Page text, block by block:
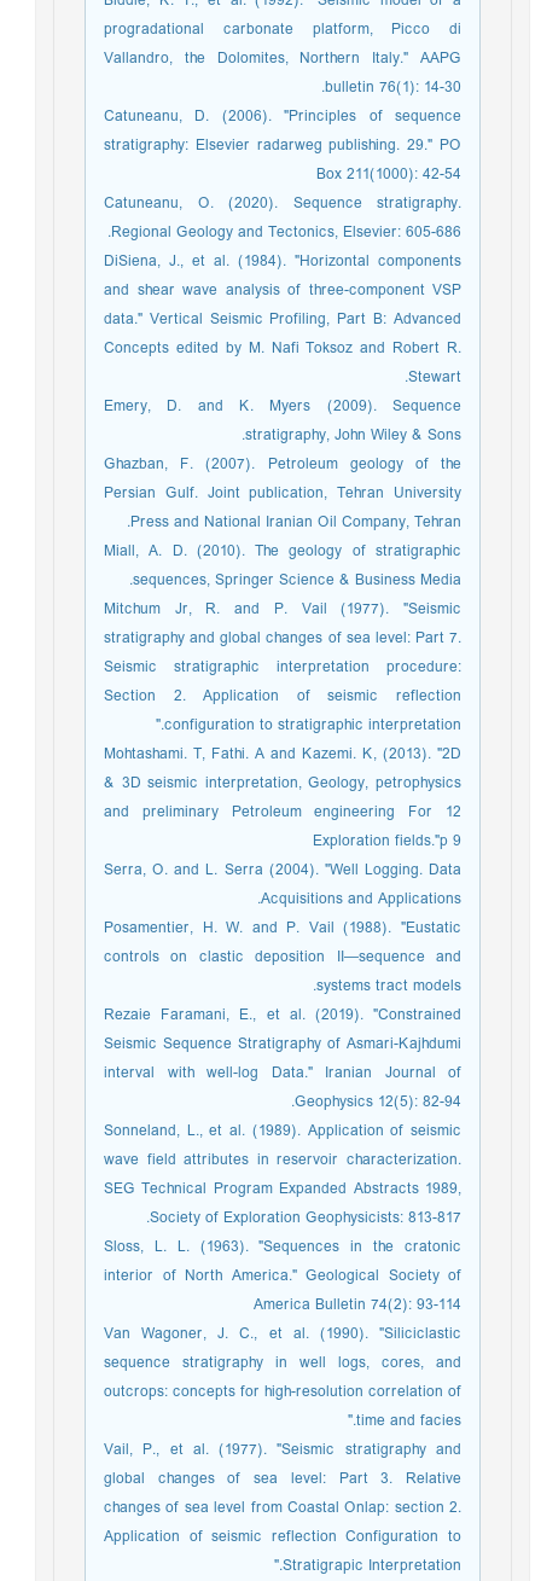
progradational carbonate platform, Picco di
Vallandro, the Dolomites, Northern Italy." AAPG
bulletin 76(1): 14-30.
Catuneanu, D. (2006). "Principles of sequence
stratigraphy: Elsevier radarweg publishing. 29." PO
Box 211(1000): 42-54
Catuneanu, O. (2020). Sequence stratigraphy.
Regional Geology and Tectonics, Elsevier: 605-686.
DiSiena, J., et al. (1984). "Horizontal components
and shear wave analysis of three-component VSP
data." Vertical Seismic Profiling, Part B: Advanced
Concepts edited by M. Nafi Toksoz and Robert R.
Stewart.
Emery, D. and K. Myers (2009). Sequence
stratigraphy, John Wiley & Sons.
Ghazban, F. (2007). Petroleum geology of the
Persian Gulf. Joint publication, Tehran University
Press and National Iranian Oil Company, Tehran.
Miall, A. D. (2010). The geology of stratigraphic
sequences, Springer Science & Business Media.
Mitchum Jr, R. and P. Vail (1977). "Seismic
stratigraphy and global changes of sea level: Part 7.
Seismic stratigraphic interpretation procedure:
Section 2. Application of seismic reflection
configuration to stratigraphic interpretation."
Mohtashami. T, Fathi. A and Kazemi. K, (2013). "2D
& 3D seismic interpretation, Geology, petrophysics
and preliminary Petroleum engineering For 12
Exploration fields."p 9
Serra, O. and L. Serra (2004). "Well Logging. Data
Acquisitions and Applications.
Posamentier, H. W. and P. Vail (1988). "Eustatic
controls on clastic deposition II—sequence and
systems tract models.
Rezaie Faramani, E., et al. (2019). "Constrained
Seismic Sequence Stratigraphy of Asmari-Kajhdumi
interval with well-log Data." Iranian Journal of
Geophysics 12(5): 82-94.
Sonneland, L., et al. (1989). Application of seismic
wave field attributes in reservoir characterization.
SEG Technical Program Expanded Abstracts 1989,
Society of Exploration Geophysicists: 813-817.
Sloss, L. L. (1963). "Sequences in the cratonic
interior of North America." Geological Society of
America Bulletin 74(2): 93-114
Van Wagoner, J. C., et al. (1990). "Siliciclastic
sequence stratigraphy in well logs, cores, and
outcrops: concepts for high-resolution correlation of
time and facies."
Vail, P., et al. (1977). "Seismic stratigraphy and
global changes of sea level: Part 3. Relative
changes of sea level from Coastal Onlap: section 2.
Application of seismic reflection Configuration to
Stratigrapic Interpretation."